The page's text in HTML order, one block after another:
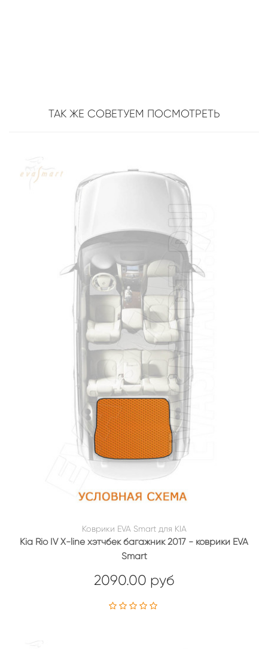
ТАК ЖЕ СОВЕТУЕМ ПОСМОТРЕТЬ
Коврики EVA Smart для KIA
Kia Rio IV X-line хэтчбек багажник 2017 - коврики EVA
Smart
2090.00 руб